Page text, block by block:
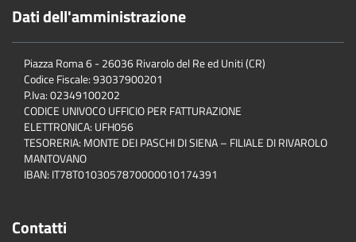
Dati dell'amministrazione
Piazza Roma 6 - 26036 Rivarolo del Re ed Uniti (CR)
Codice Fiscale: 93037900201
P.Iva: 02349100202
CODICE UNIVOCO UFFICIO PER FATTURAZIONE
ELETTRONICA: UFH056
TESORERIA: MONTE DEI PASCHI DI SIENA – FILIALE DI RIVAROLO
MANTOVANO
IBAN: IT78T0103057870000010174391
Contatti